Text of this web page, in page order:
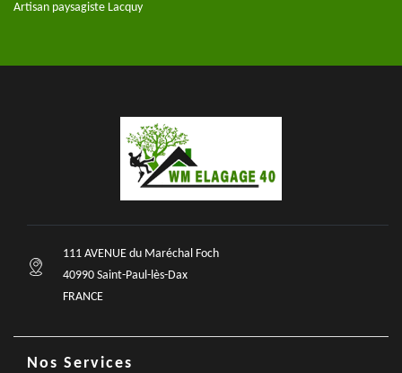
Artisan paysagiste Lacquy
111 AVENUE du Maréchal Foch
40990 Saint-Paul-lès-Dax
FRANCE
Nos Services